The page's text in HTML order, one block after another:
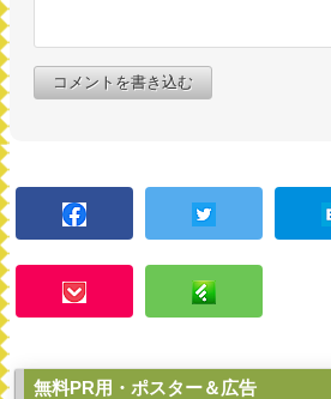
コメントを書き込む
無料PR用・ポスター＆広告